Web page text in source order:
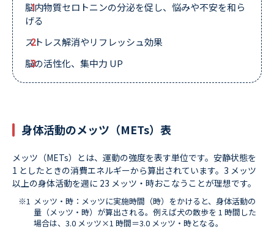
脳内物質セロトニンの分泌を促し、悩みや不安を和ら
げる
ストレス解消やリフレッシュ効果
脳の活性化、集中力 UP
身体活動のメッツ（METs）表
メッツ（METs）とは、運動の強度を表す単位です。安静状態を
1 としたときの消費エネルギーから算出されています。3 メッツ
以上の身体活動を週に 23 メッツ・時おこなうことが理想です。
メッツ・時：メッツに実施時間（時）をかけると、身体活動の
量（メッツ・時）が算出される。例えば犬の散歩を 1 時間した
場合は、3.0 メッツ×1 時間＝3.0 メッツ・時となる。